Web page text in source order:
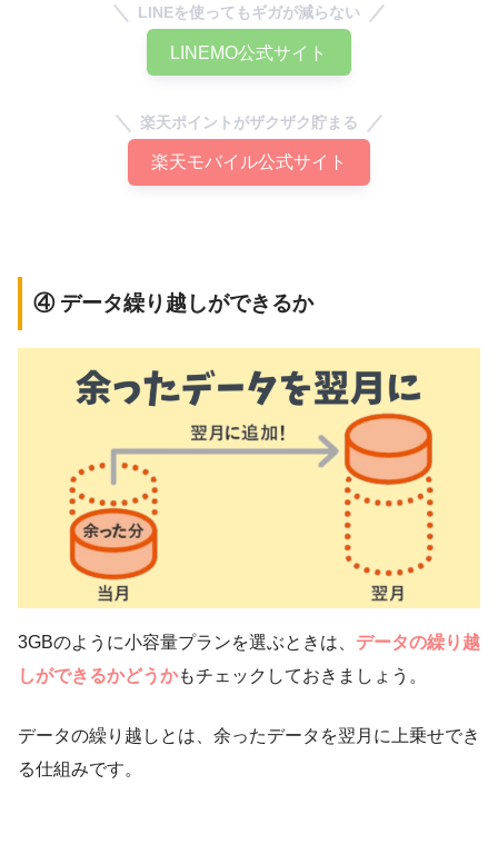
LINEを使ってもギガが減らない
LINEMO公式サイト
楽天ポイントがザクザク貯まる
楽天モバイル公式サイト
④ データ繰り越しができるか
3GBのように小容量プランを選ぶときは、 データの繰り越
しができるかどうかもチェックしておきましょう。
データの繰り越しとは、余ったデータを翌月に上乗せでき
る仕組みです。